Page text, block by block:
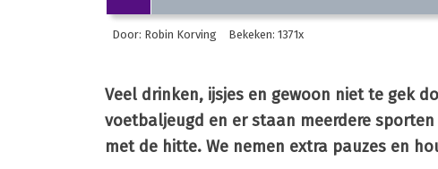
Door: Robin Korving Bekeken: 1371x
Veel drinken, ijsjes en gewoon niet te gek
voetbaljeugd en er staan meerdere
met de hitte. We nemen extra pauzes en